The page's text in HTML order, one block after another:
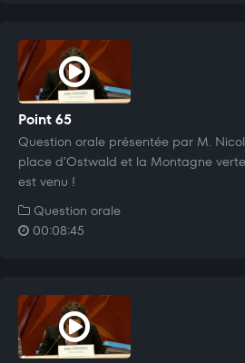
Point 65
Question orale présentée par M.
place d'Ostwald et la Montagne
est venu !
Question orale
00:08:45